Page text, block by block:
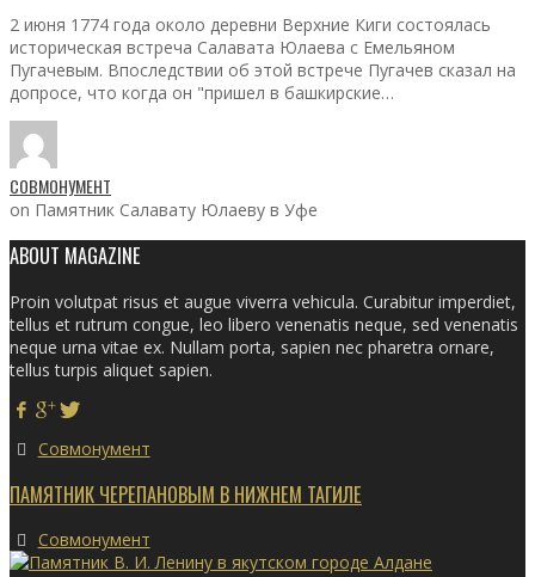
2 июня 1774 года около деревни Верхние Киги состоялась
историческая встреча Салавата Юлаева с Емельяном
Пугачевым. Впоследствии об этой встрече Пугачев сказал на
допросе, что когда он "пришел в башкирские…
СОВМОНУМЕНТ
on Памятник Салавату Юлаеву в Уфе
ABOUT MAGAZINE
Proin volutpat risus et augue viverra vehicula. Curabitur imperdiet,
tellus et rutrum congue, leo libero venenatis neque, sed venenatis
neque urna vitae ex. Nullam porta, sapien nec pharetra ornare,
tellus turpis aliquet sapien.
Совмонумент
ПАМЯТНИК ЧЕРЕПАНОВЫМ В НИЖНЕМ ТАГИЛЕ
Совмонумент